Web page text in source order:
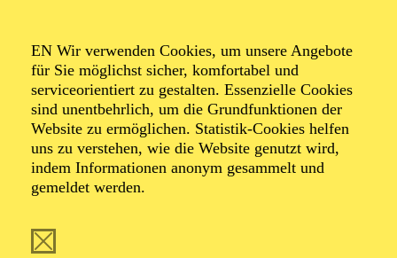
EN Wir verwenden Cookies, um unsere Angebote
für Sie möglichst sicher, komfortabel und
serviceorientiert zu gestalten. Essenzielle Cookies
sind unentbehrlich, um die Grundfunktionen der
Website zu ermöglichen. Statistik-Cookies helfen
uns zu verstehen, wie die Website genutzt wird,
indem Informationen anonym gesammelt und
gemeldet werden.
PHILHARMONIKER
TICKETS
55,00 41,00 36,00 19,00 €
OPERA
02.01.2027